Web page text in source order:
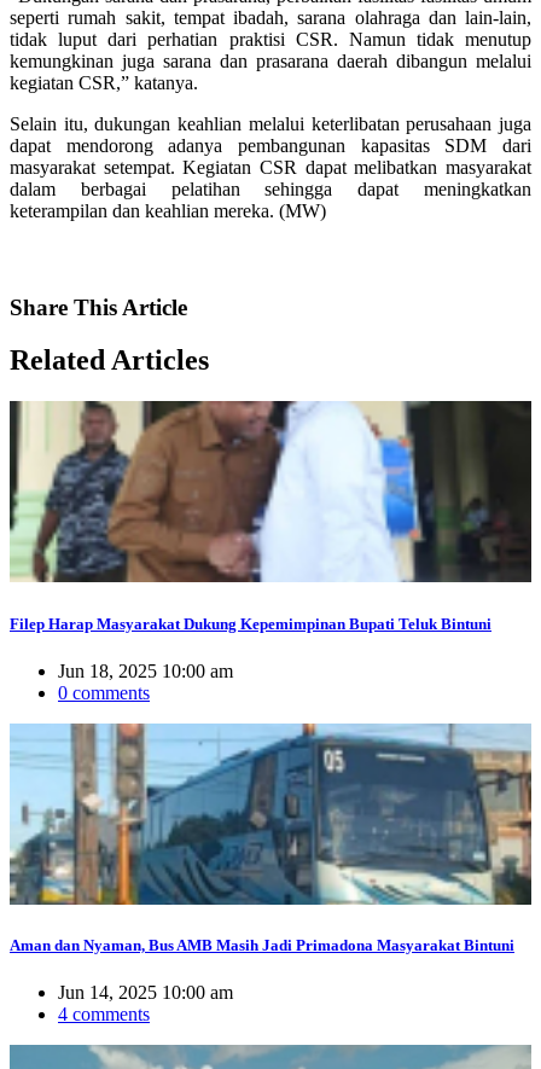
seperti rumah sakit, tempat ibadah, sarana olahraga dan lain-lain,
tidak luput dari perhatian praktisi CSR. Namun tidak menutup
kemungkinan juga sarana dan prasarana daerah dibangun melalui
kegiatan CSR,” katanya.
Selain itu, dukungan keahlian melalui keterlibatan perusahaan juga
dapat mendorong adanya pembangunan kapasitas SDM dari
masyarakat setempat. Kegiatan CSR dapat melibatkan masyarakat
dalam berbagai pelatihan sehingga dapat meningkatkan
keterampilan dan keahlian mereka. (MW)
Share This Article
RelatedArticles
Filep Harap Masyarakat Dukung Kepemimpinan Bupati Teluk Bintuni
Jun 18, 2025 10:00 am
0 comments
Aman dan Nyaman, Bus AMB Masih Jadi Primadona Masyarakat Bintuni
Jun 14, 2025 10:00 am
4 comments